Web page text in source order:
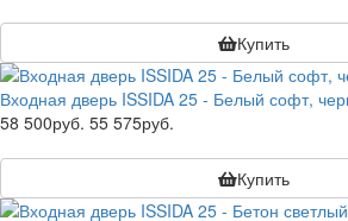
Купить
Входная дверь ISSIDA 25 - Белый софт,
58 500руб. 55 575руб.
Купить